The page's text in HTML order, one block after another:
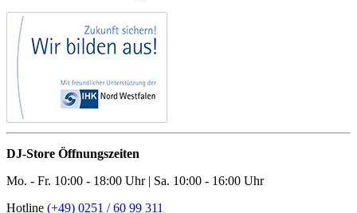
DJ-Store Öffnungszeiten
Mo. - Fr. 10:00 - 18:00 Uhr | Sa. 10:00 - 16:00 Uhr
Hotline (+49) 0251 / 60 99 311